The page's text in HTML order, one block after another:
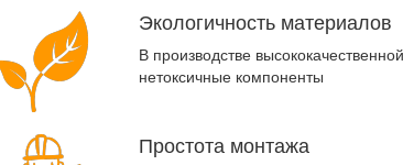
Экологичность материалов
В производстве
нетоксичные компоненты
Простота монтажа